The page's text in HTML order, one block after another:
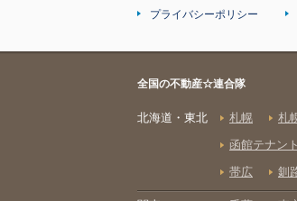
プライバシーポリシー